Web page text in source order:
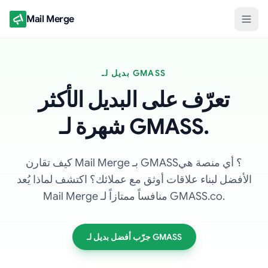
Mail Merge
بديل لـ GMASS
تعرّف على البديل الأكثر
شهرة لـ GMASS.
كيف تقارن Mail Merge بـ GMASS؟ أي منصة هي
الأفضل لبناء علاقات أوثق مع عملائك؟ اكتشف لماذا يُعد
Mail Merge منافساً ممتازاً لـ GMASS.co.
جرّب أفضل بديل لـ GMASS